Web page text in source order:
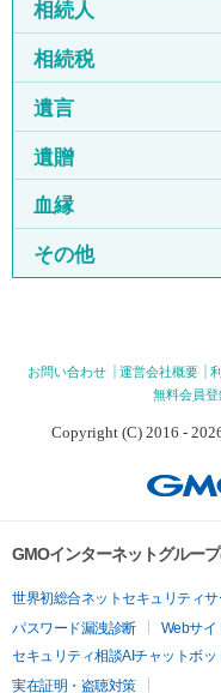
相続人
相続税
遺言
遺贈
血縁
その他
お問い合わせ 運営会社概要
無料会員登
Copyright (C) 2016 -
GMOインターネットグルー
世界初総合ネットセキュリティサ
パスワード漏洩診断
Webサイ
セキュリティ相談AIチャットボッ
実在証明・盗聴対策